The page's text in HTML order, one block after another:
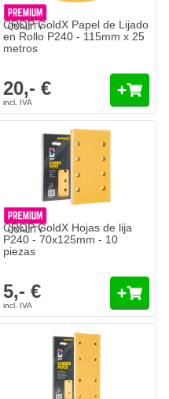
CROP GoldX Papel de Lijado
en Rollo P240 - 115mm x 25
metros
20,- €
CROP GoldX Hojas de lija
P240 - 70x125mm - 10
piezas
5,- €